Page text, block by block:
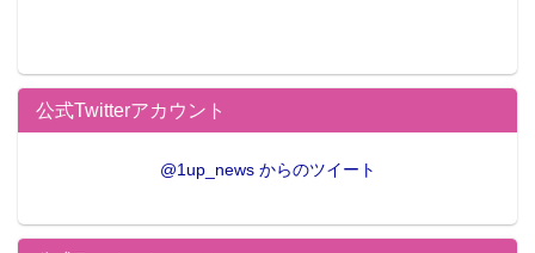
公式Twitterアカウント
@1up_news からのツイート